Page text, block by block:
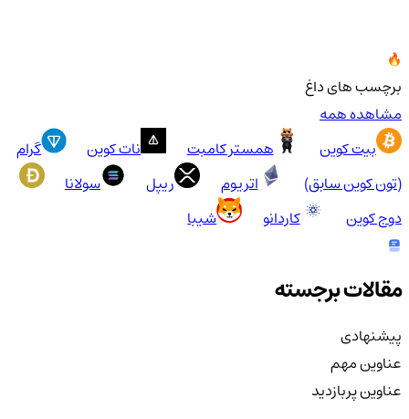
برچسب های داغ
مشاهده همه
بیت کوین
همستر کامبت نات کوین
گرام
(تون کوین سابق)
اتریوم ریپل
سولانا
دوج کوین
کاردانو شیبا
مقالات برجسته
پیشنهادی
عناوین مهم
عناوین پربازدید